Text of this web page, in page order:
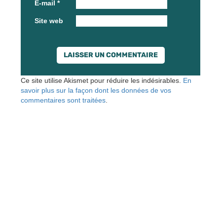
E-mail *
Site web
Ce site utilise Akismet pour réduire les indésirables. En
savoir plus sur la façon dont les données de vos
commentaires sont traitées.